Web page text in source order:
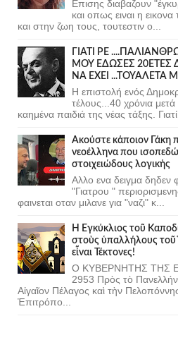
Επισης διαβαζουν
και οπως ειναι η εικονα
και στην ζωη τους, τουτεστιν ο...
ΓΙΑΤΙ ΡΕ
ΜΟΥ ΕΔΩΣΕΣ 20ΕΤΕΣ
ΝΑ ΕΧΕΙ ...ΤΟΥΑΛΕΤΑ
Η επιστολή ενός
τέλους...40 χρόνια
καημένα παιδιά της νέας τάξης.
Ακούστε κάποιον Γάκη
νεοέλληνα που
στοιχειώδους λογικής
Αλλο ενα δειγμα δηδεν
"Γιατρου "
φαινεται οταν μιλανε για "ναζι" κ...
Ἡ Ἐγκύκλιος τοῦ
στοὺς ὑπαλλήλους τοῦ
εἶναι Τέκτονες!
Ο ΚΥΒΕΡΝΗΤΗΣ ΤΗΣ
2953 Πρὸς τὸ
Αἰγαῖον Πέλαγος καὶ τὴν
Ἐπιτρόπο...